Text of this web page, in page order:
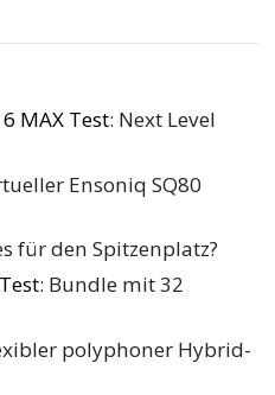
MAX Test: Next Level
Ensoniq SQ80
für den Spitzenplatz?
: Bundle mit 32
polyphoner Hybrid-